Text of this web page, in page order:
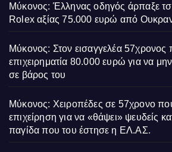
Μύκονος: Έλληνας οδηγός άρπαξε
Rolex αξίας 75.000 ευρώ από
Μύκονος: Στον εισαγγελέα
επιχειρηματία 80.000 ευρώ για να μην
σε βάρος του
Μύκονος: Χειροπέδες σε 57χρονο που
επιχείρηση για να «θάψει» ψευδείς
παγίδα που του έστησε η ΕΛ.ΑΣ.